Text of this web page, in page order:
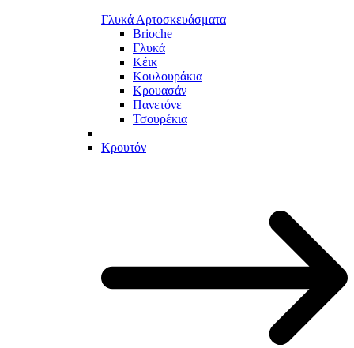
Γλυκά Αρτοσκευάσματα
Brioche
Γλυκά
Κέικ
Κουλουράκια
Κρουασάν
Πανετόνε
Τσουρέκια
Κρουτόν